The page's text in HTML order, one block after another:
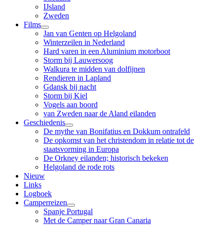
IJsland
Zweden
Films
Jan van Genten op Helgoland
Winterzeilen in Nederland
Hard varen in een Aluminium motorboot
Storm bij Lauwersoog
Walkura te midden van dolfijnen
Rendieren in Lapland
Gdansk bij nacht
Storm bij Kiel
Vogels aan boord
van Zweden naar de Aland eilanden
Geschiedenis
De mythe van Bonifatius en Dokkum ontrafeld
De opkomst van het christendom in relatie tot de
staatsvorming in Europa
De Orkney eilanden; historisch bekeken
Helgoland de rode rots
Nieuw
Links
Logboek
Camperreizen
Spanje Portugal
Met de Camper naar Gran Canaria